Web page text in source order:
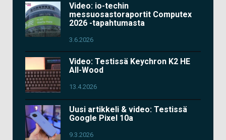
Video: io-techin
messuosastoraportit Computex
2026 -tapahtumasta
3.6.2026
Video: Testissä Keychron K2 HE
All-Wood
13.4.2026
Uusi artikkeli & video: Testissä
Google Pixel 10a
9.3.2026